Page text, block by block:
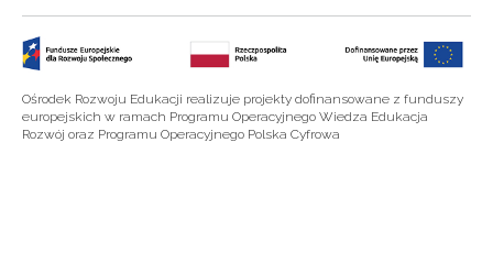
Ośrodek Rozwoju Edukacji realizuje projekty dofinansowane z funduszy
europejskich w ramach Programu Operacyjnego Wiedza Edukacja
Rozwój oraz Programu Operacyjnego Polska Cyfrowa